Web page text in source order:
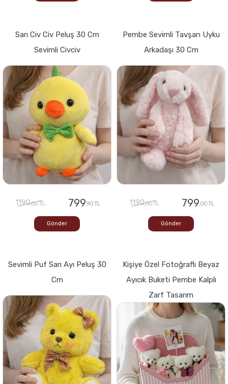
Sarı Civ Civ Peluş 30 Cm
Sevimli Civciv
1190,00 TL 799,90 TL
Gönder
Pembe Sevimli Tavşan Uyku
Arkadaşı 30 Cm
1190,00 TL 799,00 TL
Gönder
Sevimli Puf Sarı Ayı Peluş 30
Cm
Kişiye Özel Fotoğraflı Beyaz
Ayıcık Buketi Pembe Kalpli
Zarf Tasarım